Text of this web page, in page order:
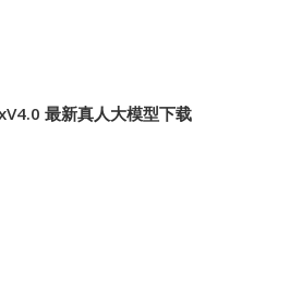
最新真人大模型下载